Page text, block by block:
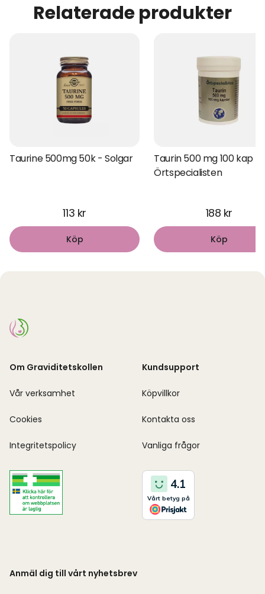
Relaterade produkter
Taurine 500mg 50k - Solgar
113 kr
Köp
Taurin 500 mg 100 kap
Örtspecialisten
188 kr
Köp
Om Graviditetskollen
Vår verksamhet
Cookies
Integritetspolicy
Kundsupport
Köpvillkor
Kontakta oss
Vanliga frågor
Anmäl dig till vårt nyhetsbrev